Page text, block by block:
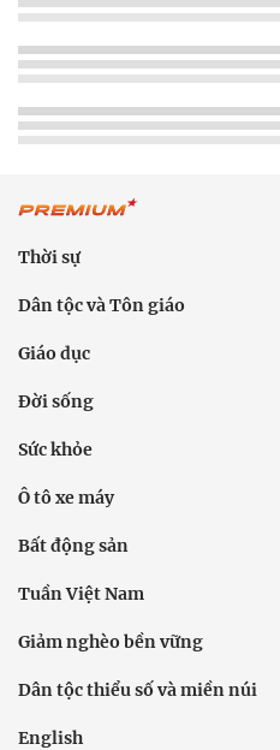
Thời sự
Dân tộc và Tôn giáo
Giáo dục
Đời sống
Sức khỏe
Ô tô xe máy
Bất động sản
Tuần Việt Nam
Giảm nghèo bền vững
Dân tộc thiểu số và miền núi
English